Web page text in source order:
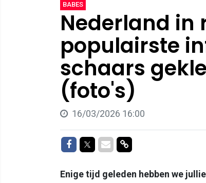
BABES
Nederland in
populairste
schaars
(foto's)
16/03/2026 16:00
Delen op Facebook
Delen op Twitter
Delen via Mail
Delen via link
Enige tijd geleden hebben we